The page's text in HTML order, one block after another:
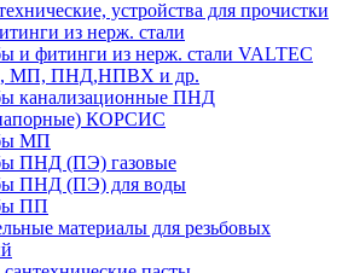
устройства для прочистки
из нерж. стали
и фитинги из нерж. стали VALTEC
МП, ПНД,НПВХ и др.
канализационные ПНД
КОРСИС
МП
ПНД (ПЭ) газовые
ПНД (ПЭ) для воды
ПП
материалы для резьбовых